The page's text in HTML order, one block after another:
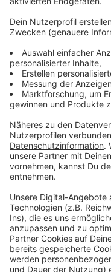
Weißglut treiben.
Autofahren können.
benutzen. Wo
Gesicht bis zum
gegen die Wand
zwischen wirren
Alltagsbeobachtung.
meistens bunt und